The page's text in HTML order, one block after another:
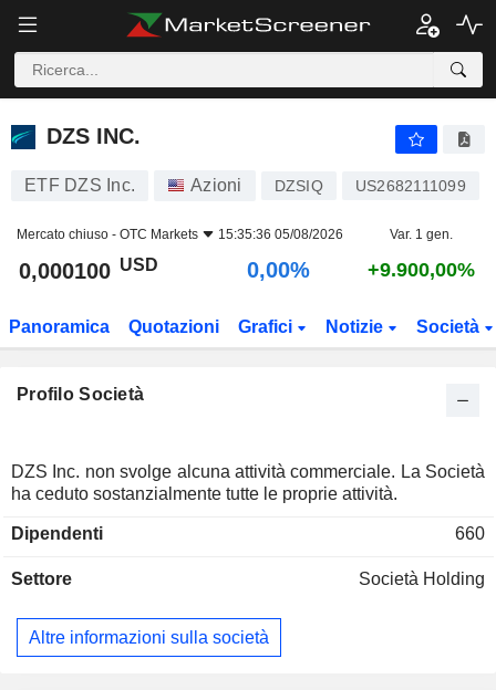
DZS INC.
DZS INC.
ETF DZS Inc. Azioni DZSIQ US2682111099
Mercato chiuso - OTC Markets 15:35:36 05/08/2026 Var. 1 gen.
0,000100 USD 0,00% +9.900,00%
Panoramica Quotazioni Grafici Notizie Società
Profilo Società
DZS Inc. non svolge alcuna attività commerciale. La Società
ha ceduto sostanzialmente tutte le proprie attività.
Dipendenti 660
Settore Società Holding
Altre informazioni sulla società